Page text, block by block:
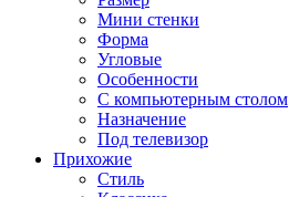
Мини стенки
Форма
Угловые
Особенности
С компьютерным столом
Назначение
Под телевизор
Прихожие
Стиль